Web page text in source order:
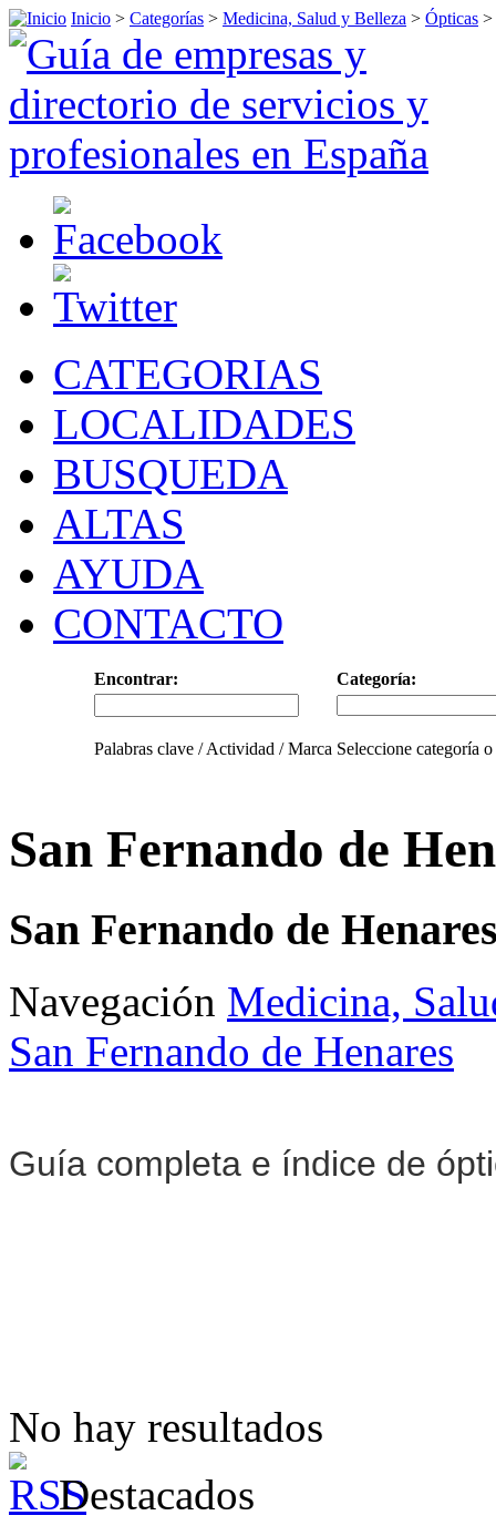
Inicio > Categorías > Medicina, Salud y Belleza > Ópticas >
CATEGORIAS
LOCALIDADES
BUSQUEDA
ALTAS
AYUDA
CONTACTO
Encontrar: Categoría:
Palabras clave / Actividad / Marca Seleccione categoría
San Fernando de
San Fernando de
Navegación Medicina,
San Fernando de Henares
Guía completa e índice de
No hay resultados
Destacados